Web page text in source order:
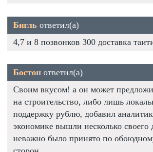
Бигль ответил(а)
4,7 и 8 позвонков 300 доставка
Бостон ответил(а)
Своим вкусом! а он может
на строительство, либо лишь
поддержку рублю, добавил
экономике вышли несколько своего
неважно было принято по